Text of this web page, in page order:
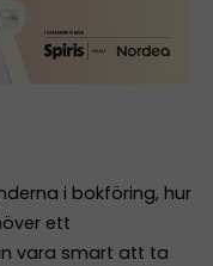
i bokföring, hur
ett
vara smart att ta